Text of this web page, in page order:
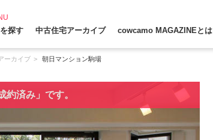
探す 中古住宅アーカイブ cowcamo MAGAZINEとは
ーカイブ 朝日マンション駒場
約済み」です。